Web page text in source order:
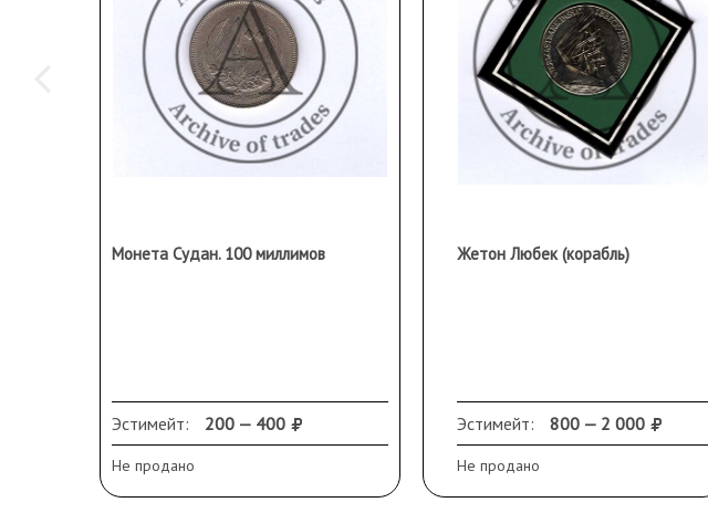
Монета Судан. 100 миллимов
Эстимейт: 200 — 400
Не продано
Жетон Любек (корабль)
Эстимейт: 800 — 2 000
Не продано